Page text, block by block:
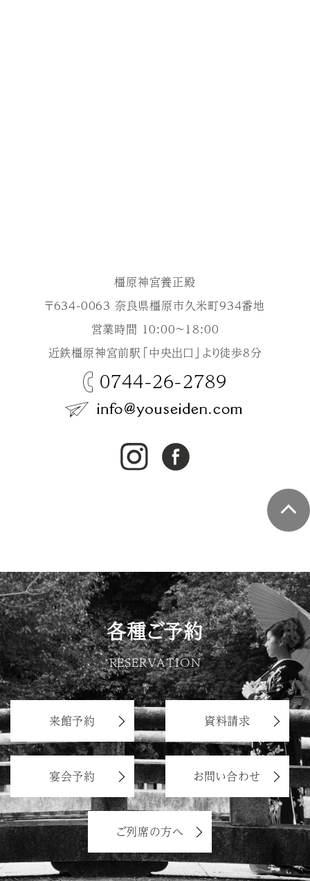
橿原神宮養正殿
〒634-0063 奈良県橿原市久米町934番地
営業時間 10:00～18:00
近鉄橿原神宮前駅「中央出口」より徒歩8分
0744-26-2789
各種ご予約
RESERVATION
来館予約 資料請求
宴会予約 お問い合わせ
ご列席の方へ